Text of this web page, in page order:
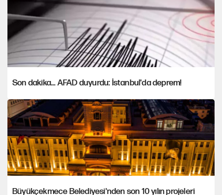
Son dakika... AFAD duyurdu: İstanbul'da deprem!
Büyükçekmece Belediyesi'nden son 10 yılın projeleri